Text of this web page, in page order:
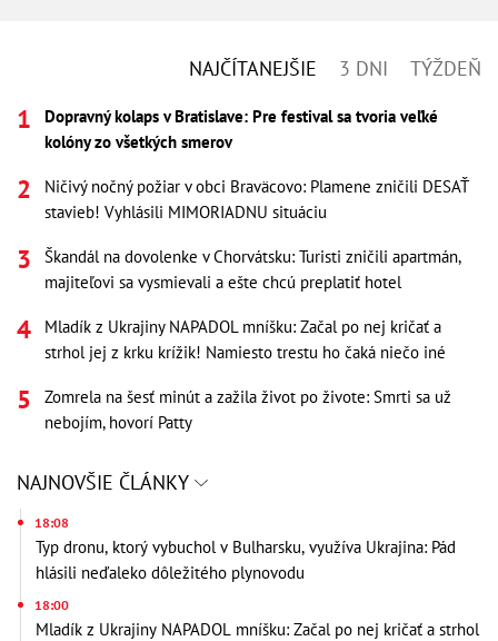
NAJČÍTANEJŠIE 3 DNI TÝŽDEŇ
Dopravný kolaps v Bratislave: Pre festival sa tvoria veľké
kolóny zo všetkých smerov
Ničivý nočný požiar v obci Braväcovo: Plamene zničili DESAŤ
stavieb! Vyhlásili MIMORIADNU situáciu
Škandál na dovolenke v Chorvátsku: Turisti zničili apartmán,
majiteľovi sa vysmievali a ešte chcú preplatiť hotel
Mladík z Ukrajiny NAPADOL mníšku: Začal po nej kričať a
strhol jej z krku krížik! Namiesto trestu ho čaká niečo iné
Zomrela na šesť minút a zažila život po živote: Smrti sa už
nebojím, hovorí Patty
NAJNOVŠIE ČLÁNKY
18:08
Typ dronu, ktorý vybuchol v Bulharsku, využíva Ukrajina: Pád
hlásili neďaleko dôležitého plynovodu
18:00
Mladík z Ukrajiny NAPADOL mníšku: Začal po nej kričať a strhol